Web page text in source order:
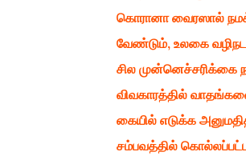
கொரானா வைரஸால்
வேண்டும், உலகை
சில முன்னெச்சரிக்கை
விவகாரத்தில்
கையில் எடுக்க
சம்பவத்தில்